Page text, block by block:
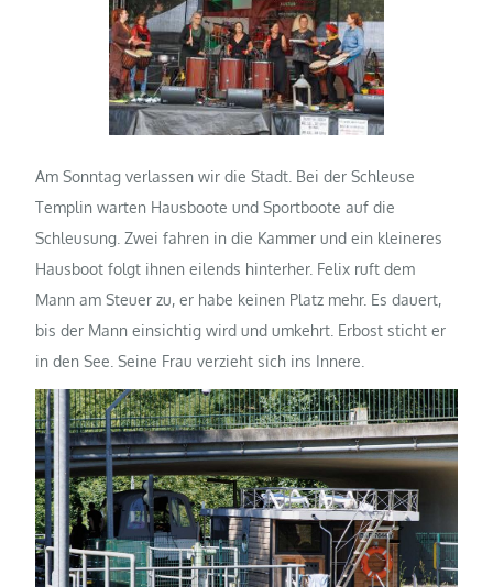
Am Sonntag verlassen wir die Stadt. Bei der Schleuse
Templin warten Hausboote und Sportboote auf die
Schleusung. Zwei fahren in die Kammer und ein kleineres
Hausboot folgt ihnen eilends hinterher. Felix ruft dem
Mann am Steuer zu, er habe keinen Platz mehr. Es dauert,
bis der Mann einsichtig wird und umkehrt. Erbost sticht er
in den See. Seine Frau verzieht sich ins Innere.